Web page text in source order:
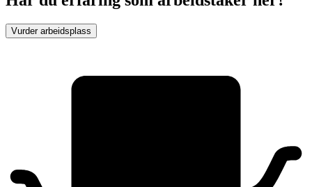
Vurder arbeidsplass